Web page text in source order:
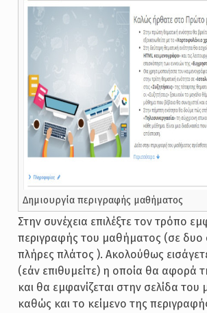
Δημιουργία περιγραφής μαθήματος
Στην συνέχεια επιλέξτε τον τρόπο
περιγραφής του μαθήματος (σε δυο
πλήρες πλάτος ). Ακολούθως
(εάν επιθυμείτε) η οποία θα αφορά
και θα εμφανίζεται στην σελίδα
καθώς και το κείμενο της